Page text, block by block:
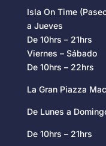
Isla On Time
a Jueves
De 10hrs – 21hrs
Viernes – Sábado
De 10hrs – 22hrs
La Gran Piazza
De Lunes a
De 10hrs – 21hrs